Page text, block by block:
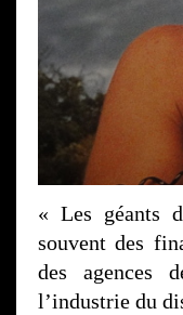
« Les géants
souvent des
des agences
l’industrie du